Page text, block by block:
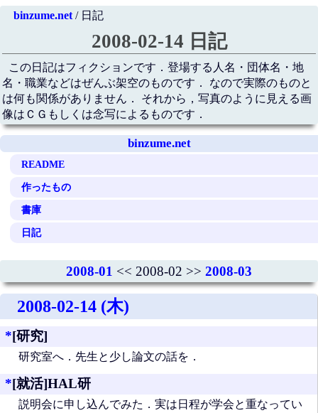
binzume.net/ 日記
2008-02-14 日記
この日記はフィクションです．登場する人名・団体名・地
名・職業などはぜんぶ架空のものです． なので実際のものと
は何も関係がありません． それから，写真のように見える画
像はＣＧもしくは念写によるものです．
binzume.net
README
作ったもの
書庫
日記
2008-01 << 2008-02 >> 2008-03
2008-02-14 (木)
*[研究]
研究室へ．先生と少し論文の話を．
*[就活]HAL研
説明会に申し込んでみた．実は日程が学会と重なってい